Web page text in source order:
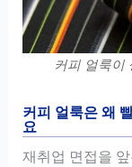
커피 얼룩이
커피 얼룩은 왜
요
재취업 면접을